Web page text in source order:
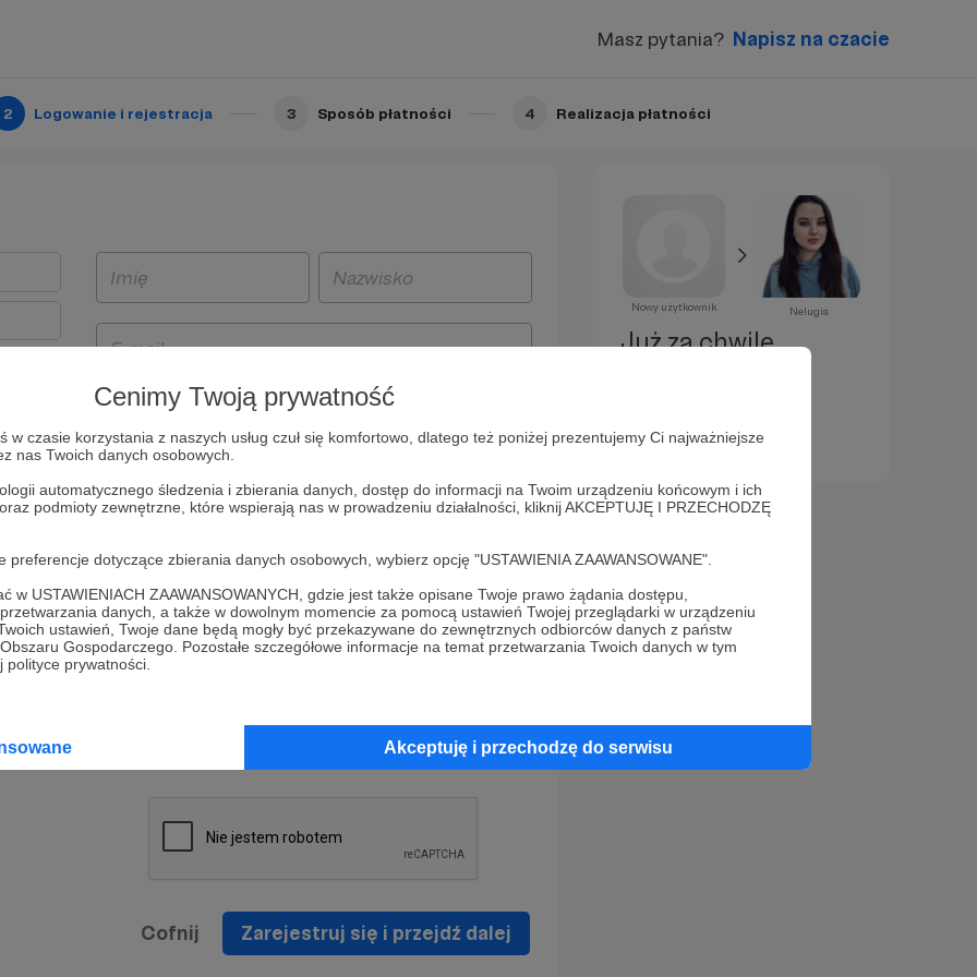
Cenimy Twoją prywatność
w czasie korzystania z naszych usług czuł się komfortowo, dlatego też poniżej prezentujemy Ci najważniejsze
nas Twoich danych osobowych.
automatycznego śledzenia i zbierania danych, dostęp do informacji na Twoim urządzeniu końcowym i ich
podmioty zewnętrzne, które wspierają nas w prowadzeniu działalności, kliknij AKCEPTUJĘ I PRZECHODZĘ
dotyczące zbierania danych osobowych, wybierz opcję "USTAWIENIA ZAAWANSOWANE".
w USTAWIENIACH ZAAWANSOWANYCH, gdzie jest także opisane Twoje prawo żądania dostępu,
danych, a także w dowolnym momencie za pomocą ustawień Twojej przeglądarki w urządzeniu
ustawień, Twoje dane będą mogły być przekazywane do zewnętrznych odbiorców danych z państw
Gospodarczego. Pozostałe szczegółowe informacje na temat przetwarzania Twoich danych w tym
prywatności.
Akceptuję i przechodzę do serwisu
Masz pytania? Napisz na czacie
2 Logowanie i rejestracja 3 Sposób płatności 4 Realizacja płatności
i
będą
z
prawo
na
Politykę Prywatności
* Wyrażam zgodę na przetwarzanie moich danych
osobowych podanych w formularzu rejestracyjnym w celu
prawidłowego świadczenia usług serwisu Patronite.
informacji handlowych - newslettera. Opcja ta może zostać
Cofnij Zarejestruj się i przejdź dalej
Nowy użytkownik Nelugia
Już za chwilę